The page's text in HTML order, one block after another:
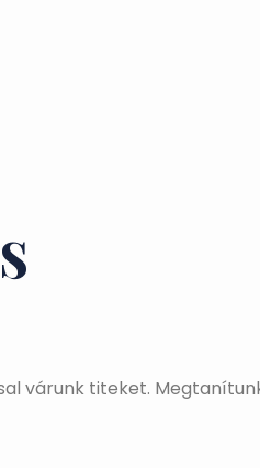
várunk titeket.